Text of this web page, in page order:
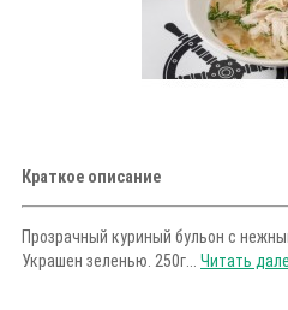
Краткое описание
Прозрачный куриный бульон с
Украшен зеленью. 250г... Читать